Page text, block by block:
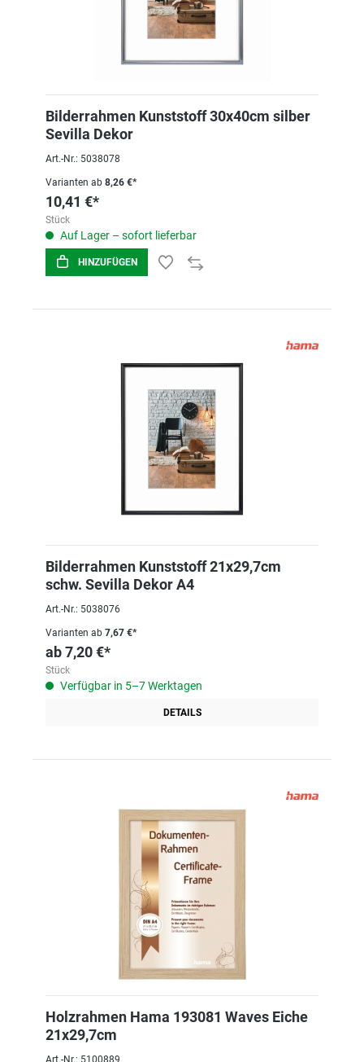
Bilderrahmen Kunststoff 30x40cm silber
Sevilla Dekor
Art.-Nr.: 5038078
Varianten ab 8,26 €*
10,41 €*
Stück
Auf Lager – sofort lieferbar
HINZUFÜGEN
Bilderrahmen Kunststoff 21x29,7cm
schw. Sevilla Dekor A4
Art.-Nr.: 5038076
Varianten ab 7,67 €*
ab7,20 €*
Stück
Verfügbar in 5–7 Werktagen
DETAILS
Holzrahmen Hama 193081 Waves Eiche
21x29,7cm
Art.-Nr.: 5100889